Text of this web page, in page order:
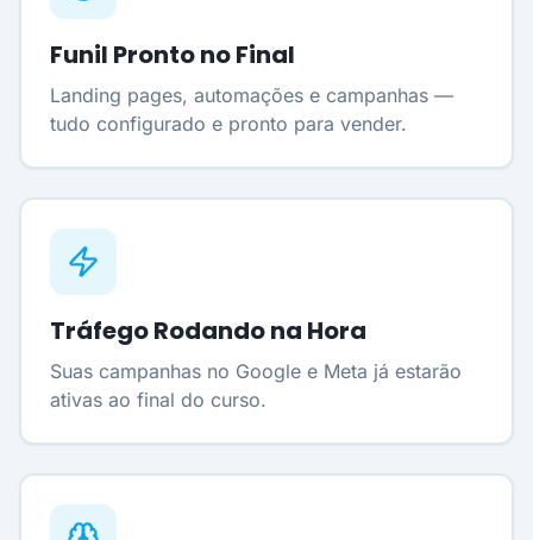
Funil Pronto no Final
Landing pages, automações e campanhas —
tudo configurado e pronto para vender.
Tráfego Rodando na Hora
Suas campanhas no Google e Meta já estarão
ativas ao final do curso.